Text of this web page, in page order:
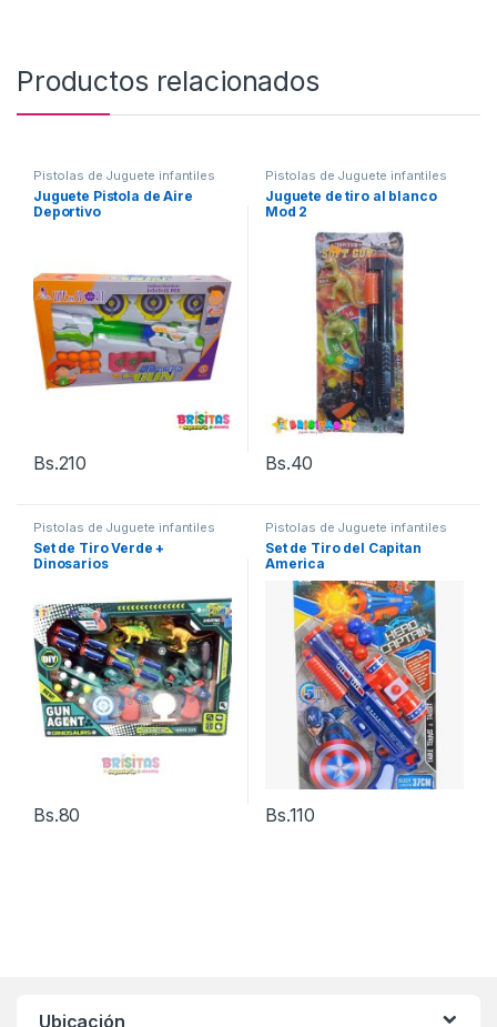
Productos relacionados
Pistolas de Juguete infantiles
Juguete Pistola de Aire
Deportivo
Bs.210
Pistolas de Juguete infantiles
Juguete de tiro al blanco
Mod 2
Bs.40
Pistolas de Juguete infantiles
Set de Tiro Verde +
Dinosarios
Bs.80
Pistolas de Juguete infantiles
Set de Tiro del Capitan
America
Bs.110
Ubicación